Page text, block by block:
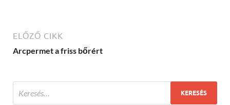
ELŐZŐ CIKK
Arcpermet a friss bőrért